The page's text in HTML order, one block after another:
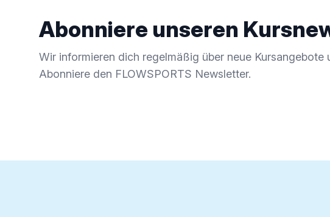
Abonniere unseren
Wir informieren dich regelmäßig über neue Kursangebote
Abonniere den FLOWSPORTS Newsletter.